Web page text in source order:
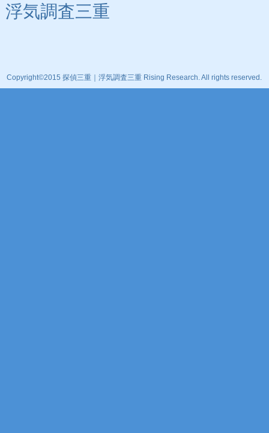
浮気調査三重
Copyright©2015 探偵三重｜浮気調査三重 Rising Research. All rights reserved.